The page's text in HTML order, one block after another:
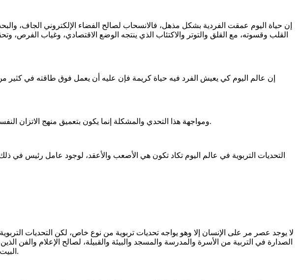
إن حياة اليوم عمقت الفردية بشكل مذهل، فالانسحاب لصالح الفضاء الإلكتروني الجاف،
القلب وقسوته، مع القلق والتوتر والاكتئاب الذي ينتجه الوضع الاقتصادي، وغياب
إن عالم اليوم كي يعيش الفرد فيه حياة كريمة فإن عليه أن يعمل فوق طاقته في كثير
ومواجهة هذا التحدي والمشكلة إنما يكون بتعميق منهج الاتزان النفسي في تربية الشباب، والإدراك بأنه عرضة أكثر من غيره للاختلال والاضطراب والمرض النفسي عند غياب هذا المنهج.
التحديات التربوية في عالم اليوم تكاد تكون هي الأصعب والأعقد، لوجود عامل رئيس في
لا يوجد عصر مر على الإنسان إلا وهو يواجه تحديات تربوية من نوع خاص، لكن التحديات
الصدارة في التربية من الأسرة والمدرسة والمسجد والبيئة والقبيلة، لصالح الإعلام
البيت نفسه مع الوالدين، لكن العقل والقلب والمشاعر والتشكيل العقلي والنفسي والأخلاقي والديني في مكان آخر تماما.